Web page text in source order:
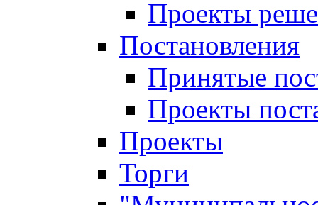
Проекты
Постановления
Принятые
Проекты
Проекты
Торги